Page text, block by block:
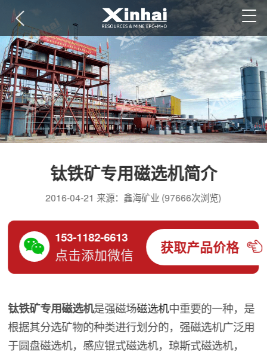
钛铁矿专用磁选机简介
2016-04-21 来源：鑫海矿业 (97666次浏览)
153-1182-6613
点击添加微信 获取产品价格
钛铁矿专用磁选机是强磁场磁选机中重要的一种，是
根据其分选矿物的种类进行划分的，强磁选机广泛用
于圆盘磁选机，感应锟式磁选机，琼斯式磁选机，